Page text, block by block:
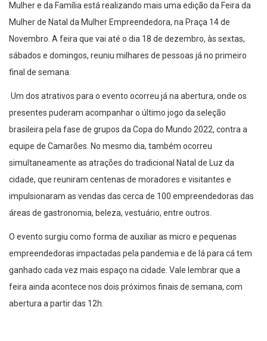
Mulher e da Família está realizando mais uma edição da Feira da
Mulher de Natal da Mulher Empreendedora, na Praça 14 de
Novembro. A feira que vai até o dia 18 de dezembro, às sextas,
sábados e domingos, reuniu milhares de pessoas já no primeiro
final de semana.
Um dos atrativos para o evento ocorreu já na abertura, onde os
presentes puderam acompanhar o último jogo da seleção
brasileira pela fase de grupos da Copa do Mundo 2022, contra a
equipe de Camarões. No mesmo dia, também ocorreu
simultaneamente as atrações do tradicional Natal de Luz da
cidade, que reuniram centenas de moradores e visitantes e
impulsionaram as vendas das cerca de 100 empreendedoras das
áreas de gastronomia, beleza, vestuário, entre outros.
O evento surgiu como forma de auxiliar as micro e pequenas
empreendedoras impactadas pela pandemia e de lá para cá tem
ganhado cada vez mais espaço na cidade. Vale lembrar que a
feira ainda acontece nos dois próximos finais de semana, com
abertura a partir das 12h.